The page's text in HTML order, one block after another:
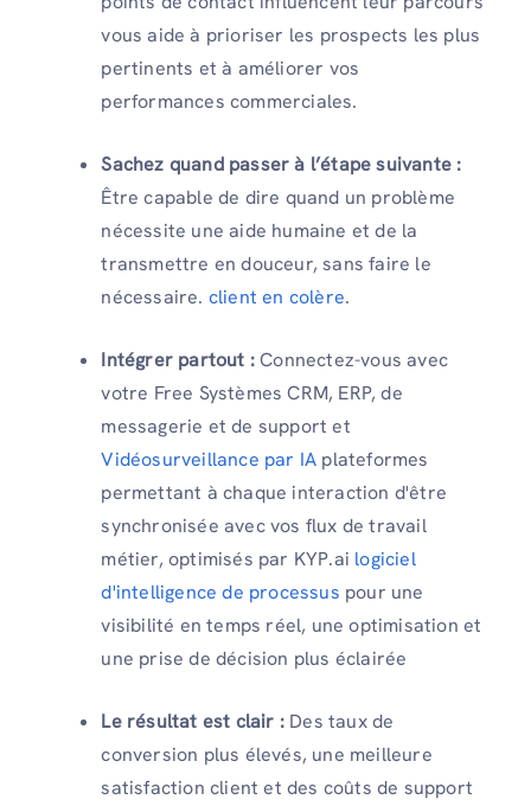
vous aide à prioriser les prospects les plus
pertinents et à améliorer vos
performances commerciales.
Sachez quand passer à l’étape suivante :
Être capable de dire quand un problème
nécessite une aide humaine et de la
transmettre en douceur, sans faire le
nécessaire. client en colère.
Intégrer partout :Connectez-vous avec
votre Free Systèmes CRM, ERP, de
messagerie et de support et
Vidéosurveillance par IA plateformes
permettant à chaque interaction d'être
synchronisée avec vos flux de travail
métier, optimisés par KYP.ai logiciel
d'intelligence de processus pour une
visibilité en temps réel, une optimisation et
une prise de décision plus éclairée
Le résultat est clair : Des taux de
conversion plus élevés, une meilleure
satisfaction client et des coûts de support